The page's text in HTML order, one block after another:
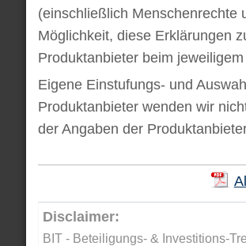
(einschließlich Menschenrechte
Möglichkeit, diese Erklärungen
Produktanbieter beim
Eigene Einstufungs- und
Produktanbieter wenden wir
der Angaben der
Disclaimer:
BIT - Beteiligungs- & Investitions-